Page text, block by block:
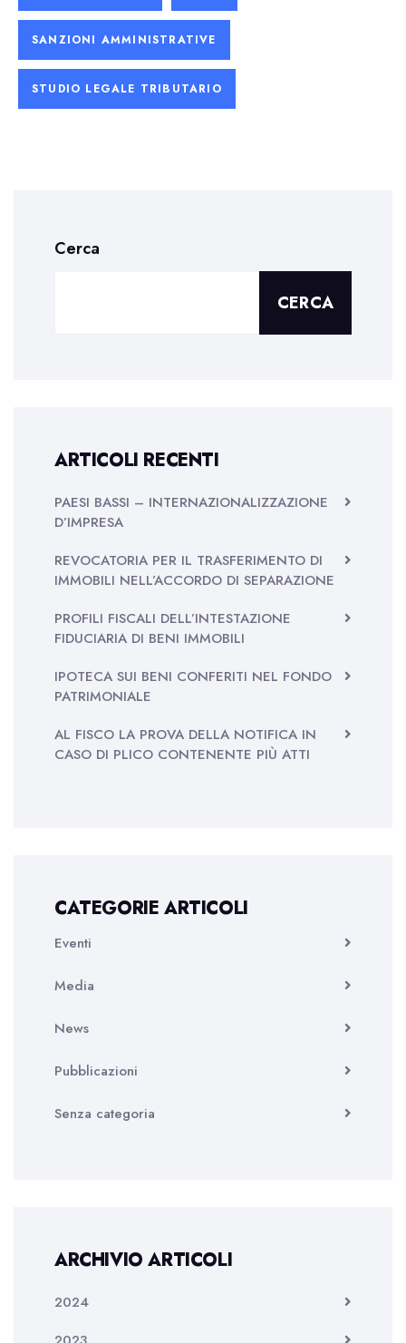
SANZIONI AMMINISTRATIVE
STUDIO LEGALE TRIBUTARIO
Cerca
CERCA
ARTICOLI RECENTI
PAESI BASSI – INTERNAZIONALIZZAZIONE
D’IMPRESA
REVOCATORIA PER IL TRASFERIMENTO DI
IMMOBILI NELL’ACCORDO DI SEPARAZIONE
PROFILI FISCALI DELL’INTESTAZIONE
FIDUCIARIA DI BENI IMMOBILI
IPOTECA SUI BENI CONFERITI NEL FONDO
PATRIMONIALE
AL FISCO LA PROVA DELLA NOTIFICA IN
CASO DI PLICO CONTENENTE PIÙ ATTI
CATEGORIE ARTICOLI
Eventi
Media
News
Pubblicazioni
Senza categoria
ARCHIVIO ARTICOLI
2024